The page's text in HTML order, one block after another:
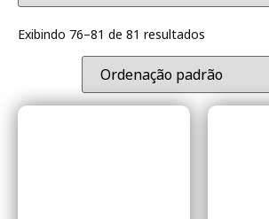
Exibindo 76–81 de 81 resultados